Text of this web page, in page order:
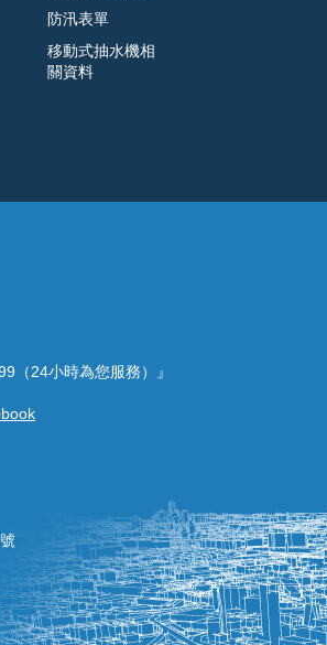
防汛表單
移動式抽水機相
關資料
（24小時為您服務）』
號